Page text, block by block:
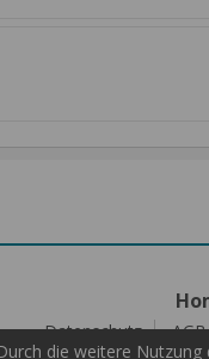
Datenschutz AGB
die weitere